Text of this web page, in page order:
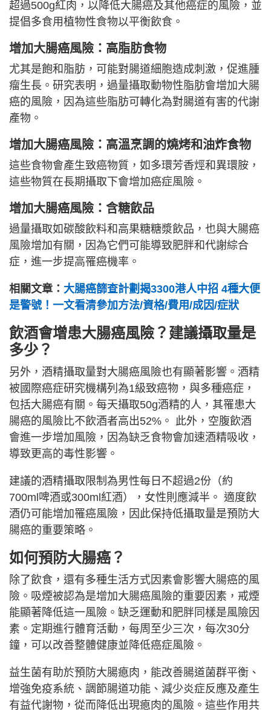
超過500g紅肉，以降低大腸癌及其他癌症的風險，並
提倡多食用植物性食物以平衡飲食。
增加大腸癌風險：高脂肪食物
尤其是飽和脂肪，可能對腸道細胞造成刺激，促進腫
瘤生長。研究表明，過量攝取動物性脂肪會增加大腸
癌的風險，因為這些脂肪可轉化為對腸道有害的代謝
產物。
增加大腸癌風險：高溫烹調的燒烤和油炸食物
這些食物會產生致癌物質，如多環芳香烴和異環胺，
這些物質在長期攝取下會增加癌症風險。
增加大腸癌風險：含糖飲品
過量攝取如碳酸飲料和高果糖糖漿飲品，也與大腸癌
風險增加有關，因為它們可能導致肥胖和代謝綜合
症，進一步提高罹癌機率。
相關文章： 大腸癌篩查計劃揭3300港人中招 4種大便
是警號！一文看清參加方法/資格/費用/成因/症狀
飲酒會增患大腸癌風險？建議攝取量是
多少？
另外，酒精攝取量對大腸癌風險也有顯著影響。酒精
被國際癌症研究機構列為1級致癌物，與多種癌症，
包括大腸癌有關。每天攝取50g酒精的人，其罹患大
腸癌的風險比不飲酒者高出52%。 此外，空腹飲酒
會進一步增加風險，因為缺乏食物會加速酒精吸收，
導致更高的毒性影響。
建議的酒精攝取限制為男性每日不超過2份（約
700ml啤酒或300ml紅酒），女性則應減半。 適度飲
酒仍可能增加罹癌風險，因此保持低攝取量是預防大
腸癌的重要策略。
如何預防大腸癌？
除了飲食，還有多種生活方式因素會影響大腸癌的風
險。吸煙被認為是增加大腸癌風險的重要因素，戒煙
能顯著降低這一風險。缺乏運動和肥胖同樣是風險因
素。定期進行體育活動，每周至少三次，每次30分
鐘，可以改善整體健康並降低癌症風險。
益生菌有助於預防大腸瘜肉，能改善腸道菌群平衡、
增強免疫系統、調節腸道功能、減少炎症反應及產生
有益代謝物，從而降低出現瘜肉的風險。這些作用共